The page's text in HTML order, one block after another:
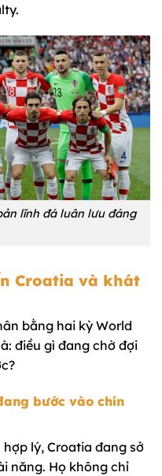
lĩnh đá luân lưu đáng
Croatia và khát
bằng hai kỳ World
điều gì đang chờ đợi
bước vào chín
lý, Croatia đang sở
năng. Họ không chỉ